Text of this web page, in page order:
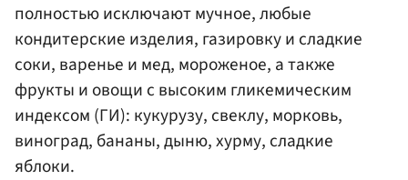
полностью исключают мучное, любые
кондитерские изделия, газировку и сладкие
соки, варенье и мед, мороженое, а также
фрукты и овощи с высоким гликемическим
индексом (ГИ): кукурузу, свеклу, морковь,
виноград, бананы, дыню, хурму, сладкие
яблоки.